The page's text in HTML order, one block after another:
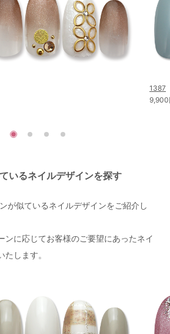
1387
9,900
いるネイルデザインを探す
が似ているネイルデザインをご紹介し
ンに応じてお客様のご要望にあったネイ
します。